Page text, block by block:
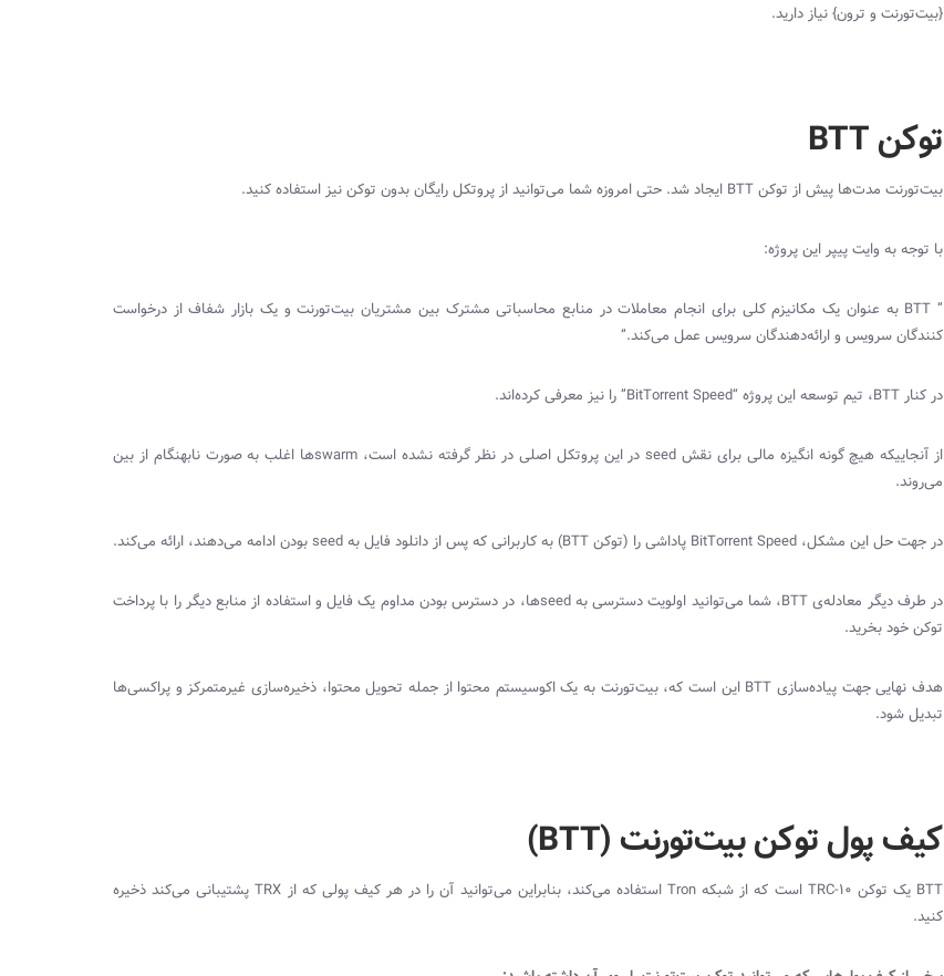
{بیت‌تورنت و ترون} نیاز دارید.
توکن‌ BTT
بیت‌تورنت مدت‌ها پیش از توکنBTT ایجاد شد. حتی امروزه شما می‌توانید از پروتکل رایگان بدون توکن نیز استفاده کنید.
با توجه به وایت پیپر این پروژه:
”
BTT به عنوان یک مکانیزم کلی برای انجام معاملات در منابع محاسباتی مشترک بین مشتریان بیت‌تورنت و یک بازار شفاف از درخواست‌
کنندگان سرویس و ارائه‌دهندگان سرویس عمل می‌کند.”
در کنار BTT، تیم توسعه این پروژه “BitTorrent Speed” را نیز معرفی کرده‌اند.
از آنجاییکه هیچ گونه انگیزه مالی برای نقش seedدر این پروتکل اصلی در نظر گرفته نشده است، swarm‌ها اغلب به صورت نابهنگام از بین
می‌روند.
در جهت حل این مشکل، BitTorrent Speed پاداشی را (توکنBTT) به کاربرانی که پس از دانلود فایل بهseedبودن ادامه می‌دهند، ارائه می‌کند.
در طرف دیگر معادله‌یBTT، شما می‌توانید اولویت دسترسی بهseed‌ها، در دسترس بودن مداوم یک فایل و استفاده از منابع دیگر را با پرداخت
توکن خود بخرید.
هدف نهایی جهت پیاده‌سازی BTT این است که، بیت‌تورنت به یک اکوسیستم محتوا از جمله تحویل محتوا، ذخیره‌سازی غیر‌متمرکز و پراکسی‌ها
تبدیل شود.
کیف پول توکن بیت‌تورنت (BTT)
BTT یک توکن TRC-10 است که از شبکه Tron استفاده می‌کند، بنابراین می‌توانید آن را در هر کیف پولی که از TRXپشتیبانی می‌کند ذخیره
کنید.